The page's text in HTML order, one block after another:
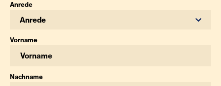
Anrede
Anrede
Vorname
Nachname